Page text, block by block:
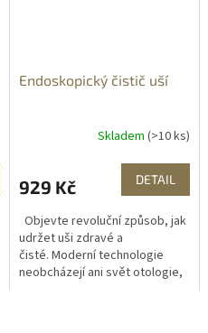
Endoskopický čistič uší
Skladem(>10 ks)
929 Kč DETAIL
Objevte revoluční způsob, jak
udržet uši zdravé a
čisté. Moderní technologie
neobcházejí ani svět otologie,